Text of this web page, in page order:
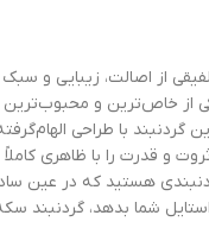
از اصالت، زیبایی و
از خاص‌ترین و محبوب‌ترین
گردنبند با طراحی
و قدرت را با ظاهری
هستید که در عین
شما بدهد، گردنبند